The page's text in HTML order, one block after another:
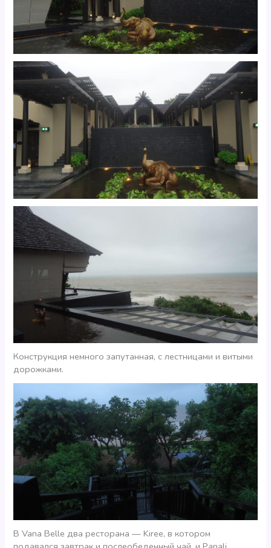
Конструкция немного запутанная, с лестницами и витыми
дорожками.
В Vana Belle два ресторана — Kiree, в котором